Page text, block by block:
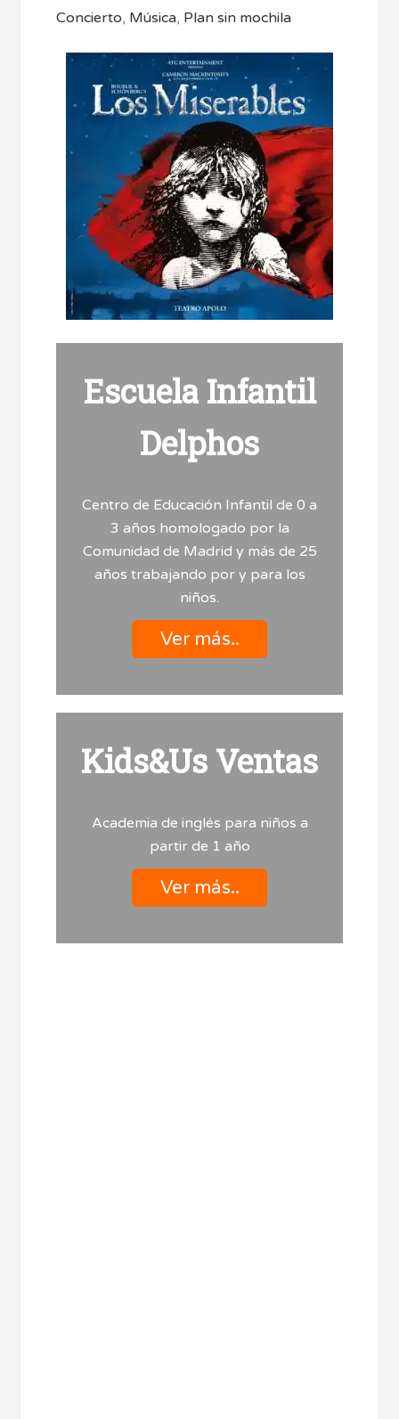
Concierto, Música, Plan sin mochila
Escuela Infantil
Delphos
Centro de Educación Infantil de 0 a
3 años homologado por la
Comunidad de Madrid y más de 25
años trabajando por y para los
niños.
Ver más..
Kids&Us Ventas
Academia de inglés para niños a
partir de 1 año
Ver más..